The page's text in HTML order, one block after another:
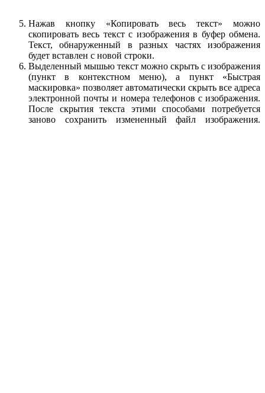
Нажав кнопку «Копировать весь текст» можно
скопировать весь текст с изображения в буфер обмена.
Текст, обнаруженный в разных частях изображения
будет вставлен с новой строки.
Выделенный мышью текст можно скрыть с изображения
(пункт в контекстном меню), а пункт «Быстрая
маскировка» позволяет автоматически скрыть все адреса
электронной почты и номера телефонов с изображения.
После скрытия текста этими способами потребуется
заново сохранить измененный файл изображения.